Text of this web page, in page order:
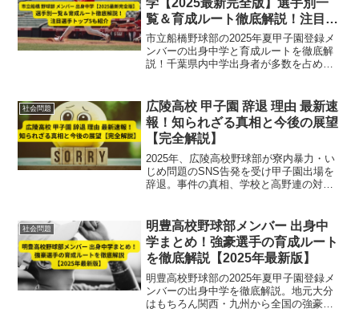
覧＆育成ルート徹底解説！注目選
手トップ5も紹介
市立船橋野球部の2025年夏甲子園登録メ
ンバーの出身中学と育成ルートを徹底解
説！千葉県内中学出身者が多数を占める
社会問題
広陵高校 甲子園 辞退 理由 最新速
報！知られざる真相と今後の展望
【完全解説】
2025年、広陵高校野球部が寮内暴力・い
じめ問題のSNS告発を受け甲子園出場を
辞退。事件の真相、学校と高野連の対
社会問題
明豊高校野球部メンバー 出身中
学まとめ！強豪選手の育成ルート
を徹底解説【2025年最新版】
明豊高校野球部の2025年夏甲子園登録メ
ンバーの出身中学を徹底解説。地元大分
はもちろん関西・九州から全国の強豪硬